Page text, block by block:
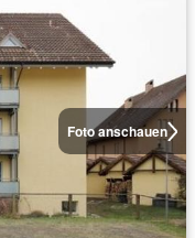
Foto anschauen